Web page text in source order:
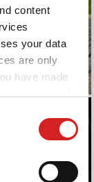
content
your data
are only
have made
location